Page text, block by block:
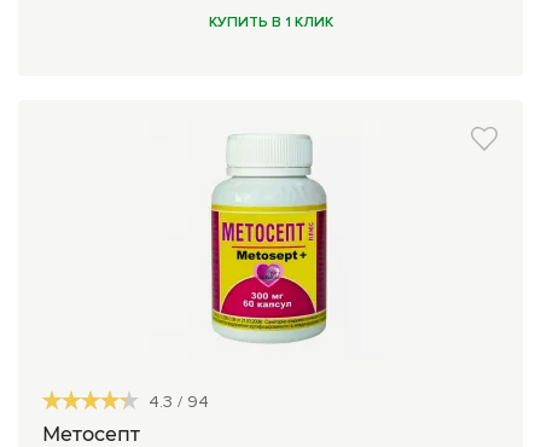
КУПИТЬ В 1 КЛИК
4.3 / 94
Метосепт